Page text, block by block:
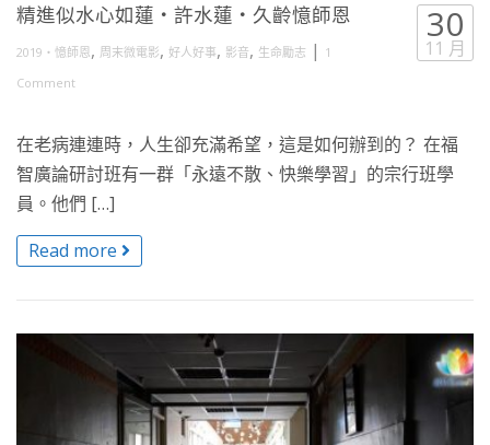
精進似水心如蓮・許水蓮・久齡憶師恩
2019・憶師恩, 周末微電影, 好人好事, 影音, 生命勵志 | 1
Comment
30
11 月
在老病連連時，人生卻充滿希望，這是如何辦到的？ 在福
智廣論研討班有一群「永遠不散、快樂學習」的宗行班學
員。他們 […]
Read more